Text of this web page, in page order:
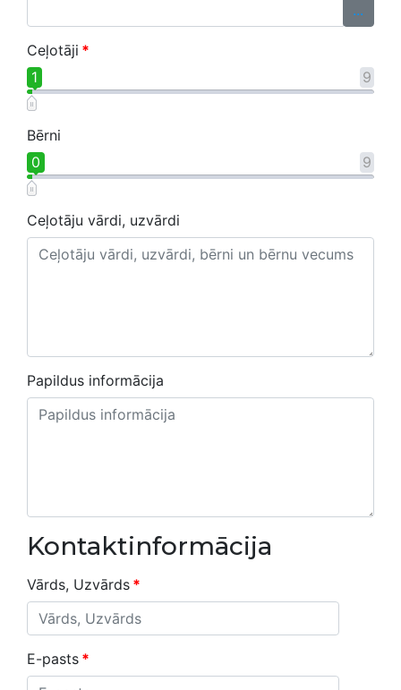
...
Ceļotāji *
9
1
Bērni
9
0
Ceļotāju vārdi, uzvārdi
Papildus informācija
Kontaktinformācija
Vārds, Uzvārds *
E-pasts *